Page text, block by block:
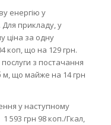
енергію у
прикладу, у
ціна за одну
коп, що на 129 грн.
послуги з постачання
м, що майже на 14 грн
у наступному
593 грн 98 коп./Гкал,